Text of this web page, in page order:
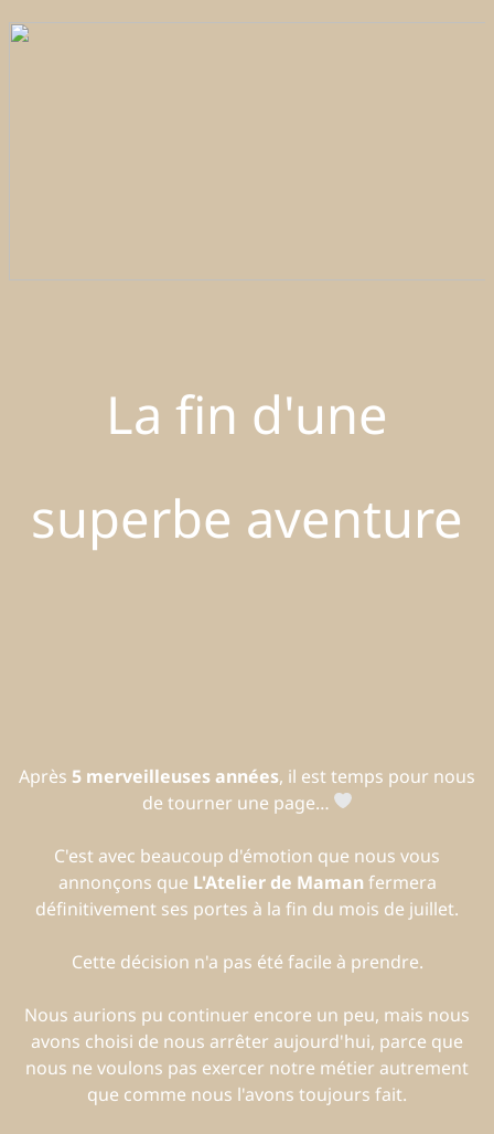
La fin d'une
superbe aventure
Après 5 merveilleuses années, il est temps pour nous
de tourner une page…
C'est avec beaucoup d'émotion que nous vous
annonçons que L'Atelier de Maman fermera
définitivement ses portes à la fin du mois de juillet.
Cette décision n'a pas été facile à prendre.
Nous aurions pu continuer encore un peu, mais nous
avons choisi de nous arrêter aujourd'hui, parce que
nous ne voulons pas exercer notre métier autrement
que comme nous l'avons toujours fait.